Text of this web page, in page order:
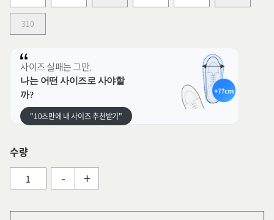
310
사이즈 실패는 그만.
나는 어떤 사이즈로 사야할
까?
"10초만에 내 사이즈 추천받기"
수량
- +